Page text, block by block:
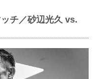
チ／砂辺光久 vs.